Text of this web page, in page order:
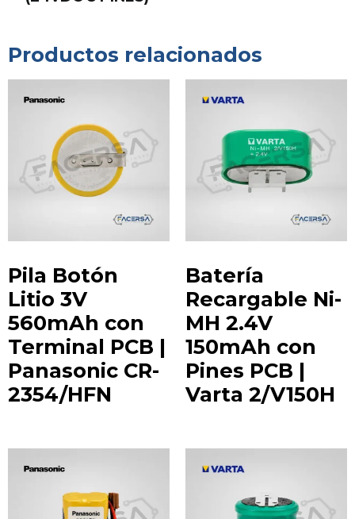
Productos relacionados
Pila Botón
Litio 3V
560mAh con
Terminal PCB |
Panasonic CR-
2354/HFN
Batería
Recargable Ni-
MH 2.4V
150mAh con
Pines PCB |
Varta 2/V150H